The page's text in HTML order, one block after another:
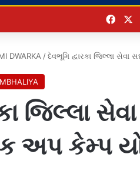
DWARKA / દેવભૂમિ દ્વારકા જિલ્લા
જિલ્લા
અપ કેમ્પ